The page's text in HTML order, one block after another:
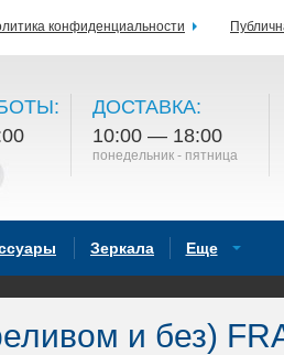
ДОСТАВКА:
10:00 — 18:00
понедельник - пятница
Зеркала Еще
и без)
конфиденциальности